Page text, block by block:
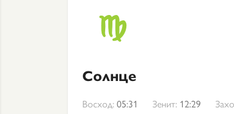
Солнце
Восход: 05:31 Зенит: 12:29